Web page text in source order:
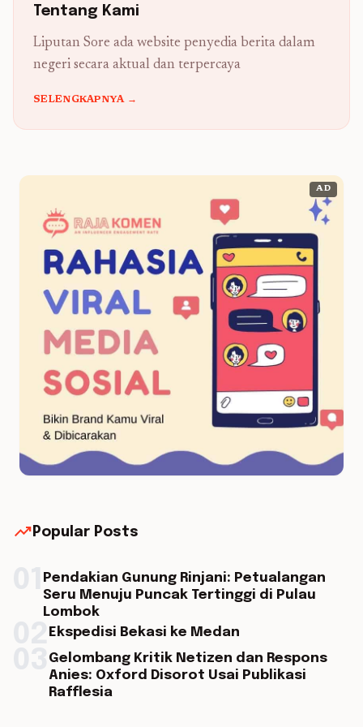
Tentang Kami
Liputan Sore ada website penyedia berita dalam
negeri secara aktual dan terpercaya
SELENGKAPNYA →
AD
trending_up Popular Posts
Pendakian Gunung Rinjani: Petualangan
Seru Menuju Puncak Tertinggi di Pulau
Lombok
Ekspedisi Bekasi ke Medan
Gelombang Kritik Netizen dan Respons
Anies: Oxford Disorot Usai Publikasi
Rafflesia